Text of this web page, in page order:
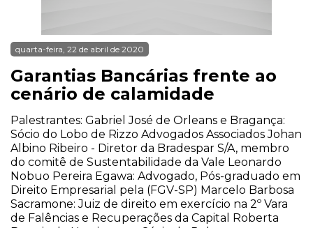
quarta-feira, 22 de abril de 2020
Garantias Bancárias frente ao
cenário de calamidade
Palestrantes: Gabriel José de Orleans e Bragança:
Sócio do Lobo de Rizzo Advogados Associados Johan
Albino Ribeiro - Diretor da Bradespar S/A, membro
do comitê de Sustentabilidade da Vale Leonardo
Nobuo Pereira Egawa: Advogado, Pós-graduado em
Direito Empresarial pela (FGV-SP) Marcelo Barbosa
Sacramone: Juiz de direito em exercício na 2º Vara
de Falências e Recuperações da Capital Roberta